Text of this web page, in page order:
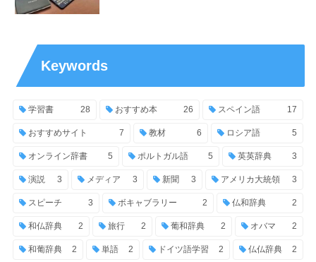
Keywords
学習書 28 おすすめ本 26 スペイン語 17
おすすめサイト 7 教材 6 ロシア語 5
オンライン辞書 5 ポルトガル語 5 英英辞典 3
演説 3 メディア 3 新聞 3 アメリカ大統領 3
スピーチ 3 ボキャブラリー 2 仏和辞典 2
和仏辞典 2 旅行 2 葡和辞典 2 オバマ 2
和葡辞典 2 単語 2 ドイツ語学習 2 仏仏辞典 2